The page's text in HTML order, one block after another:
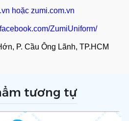
hoặc zumi.com.vn
ZumiUniform/
P. Cầu Ông Lãnh, TP.HCM
tương tự